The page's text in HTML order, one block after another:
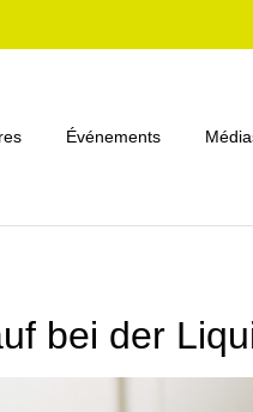
Événements
bei der